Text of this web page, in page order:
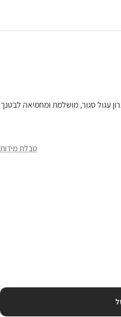
עגול סגור, מושלמת ומחמיאה לבטנך
טבלת מידות